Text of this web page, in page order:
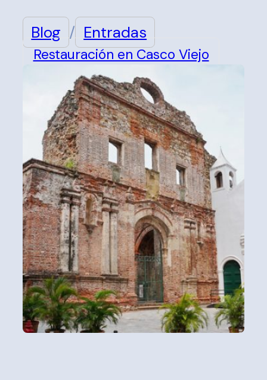
Blog / Entradas
Restauración en Casco Viejo